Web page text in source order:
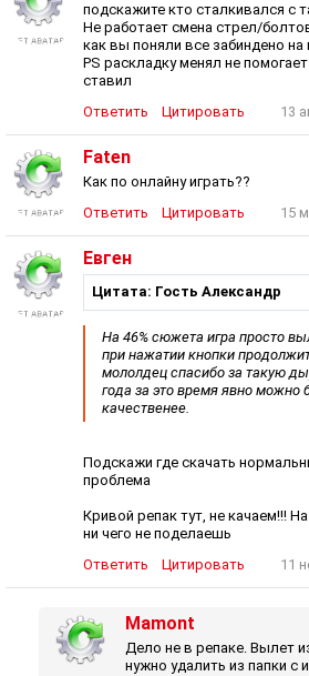
подскажите кто сталкивался с
Не работает смена стрел/
как вы поняли все забиндено на
PS раскладку менял не
ставил
Ответить
Цитировать 13
Faten
Как по онлайну играть??
Ответить
Цитировать 15
Евген
Цитата: Гость Александр
На 46% сюжета игра просто
при нажатии кнопки
мололдец спасибо за такую
года за это время явно можно
качественее.
Подскажи где скачать
проблема
Кривой репак тут, не качаем!!!
ни чего не поделаешь
Ответить
Цитировать 11
Mamont
Дело не в репаке. Вылет
нужно удалить из папки с